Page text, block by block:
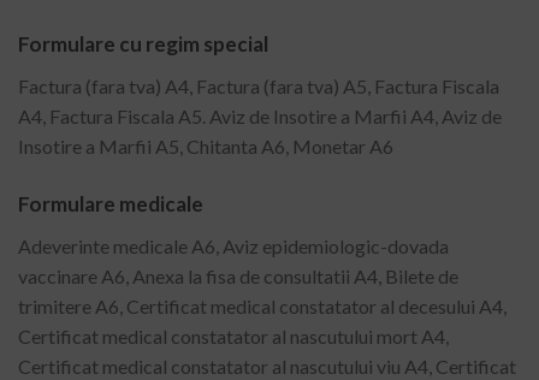
Formulare cu regim special
Factura (fara tva) A4, Factura (fara tva) A5, Factura Fiscala
A4, Factura Fiscala A5. Aviz de Insotire a Marfii A4, Aviz de
Insotire a Marfii A5, Chitanta A6, Monetar A6
Formulare medicale
Adeverinte medicale A6, Aviz epidemiologic-dovada
vaccinare A6, Anexa la fisa de consultatii A4, Bilete de
trimitere A6, Certificat medical constatator al decesului A4,
Certificat medical constatator al nascutului mort A4,
Certificat medical constatator al nascutului viu A4, Certificat